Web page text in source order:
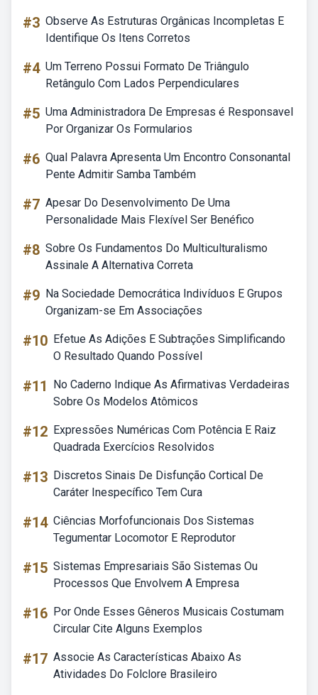
#3 Observe As Estruturas Orgânicas Incompletas E
Identifique Os Itens Corretos
#4 Um Terreno Possui Formato De Triângulo
Retângulo Com Lados Perpendiculares
#5 Uma Administradora De Empresas é Responsavel
Por Organizar Os Formularios
#6 Qual Palavra Apresenta Um Encontro Consonantal
Pente Admitir Samba Também
#7 Apesar Do Desenvolvimento De Uma
Personalidade Mais Flexível Ser Benéfico
#8 Sobre Os Fundamentos Do Multiculturalismo
Assinale A Alternativa Correta
#9 Na Sociedade Democrática Indivíduos E Grupos
Organizam-se Em Associações
#10 Efetue As Adições E Subtrações Simplificando
O Resultado Quando Possível
#11
No Caderno Indique As Afirmativas Verdadeiras
Sobre Os Modelos Atômicos
#12 Expressões Numéricas Com Potência E Raiz
Quadrada Exercícios Resolvidos
#13 Discretos Sinais De Disfunção Cortical De
Caráter Inespecífico Tem Cura
#14 Ciências Morfofuncionais Dos Sistemas
Tegumentar Locomotor E Reprodutor
#15 Sistemas Empresariais São Sistemas Ou
Processos Que Envolvem A Empresa
#16 Por Onde Esses Gêneros Musicais Costumam
Circular Cite Alguns Exemplos
#17 Associe As Características Abaixo As
Atividades Do Folclore Brasileiro